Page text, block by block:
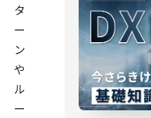
タ
ー
ン
や
ル
ー